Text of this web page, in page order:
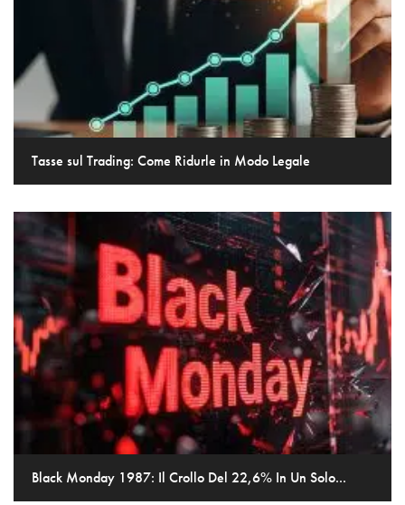
Tasse sul Trading: Come Ridurle in Modo Legale
Black Monday 1987: Il Crollo Del 22,6% In Un Solo...